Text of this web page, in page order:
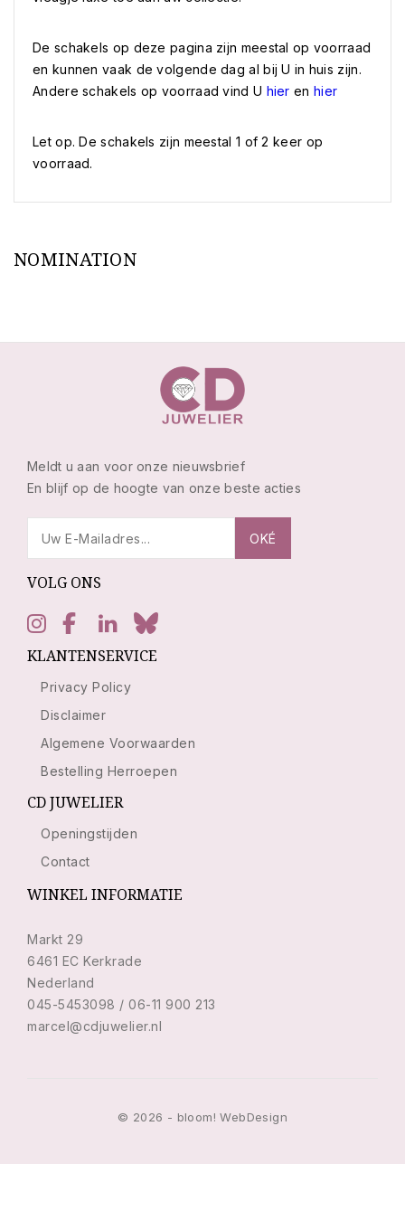
De schakels op deze pagina zijn meestal op voorraad
en kunnen vaak de volgende dag al bij U in huis zijn.
Andere schakels op voorraad vind U hier en hier
Let op. De schakels zijn meestal 1 of 2 keer op
voorraad.
NOMINATION
Meldt u aan voor onze nieuwsbrief
En blijf op de hoogte van onze beste acties
VOLG ONS
KLANTENSERVICE
Privacy Policy
Disclaimer
Algemene Voorwaarden
Bestelling Herroepen
CD JUWELIER
Openingstijden
Contact
WINKEL INFORMATIE
Markt 29
6461 EC Kerkrade
Nederland
045-5453098 / 06-11 900 213
marcel@cdjuwelier.nl
© 2026 - bloom! WebDesign